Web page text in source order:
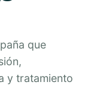
que
y tratamiento